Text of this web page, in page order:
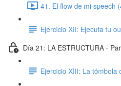
41. El flow de mi speech
Ejercicio XII: Ejecuta tu
Día 21: LA ESTRUCTURA -
Ejercicio XIII: La tómbola